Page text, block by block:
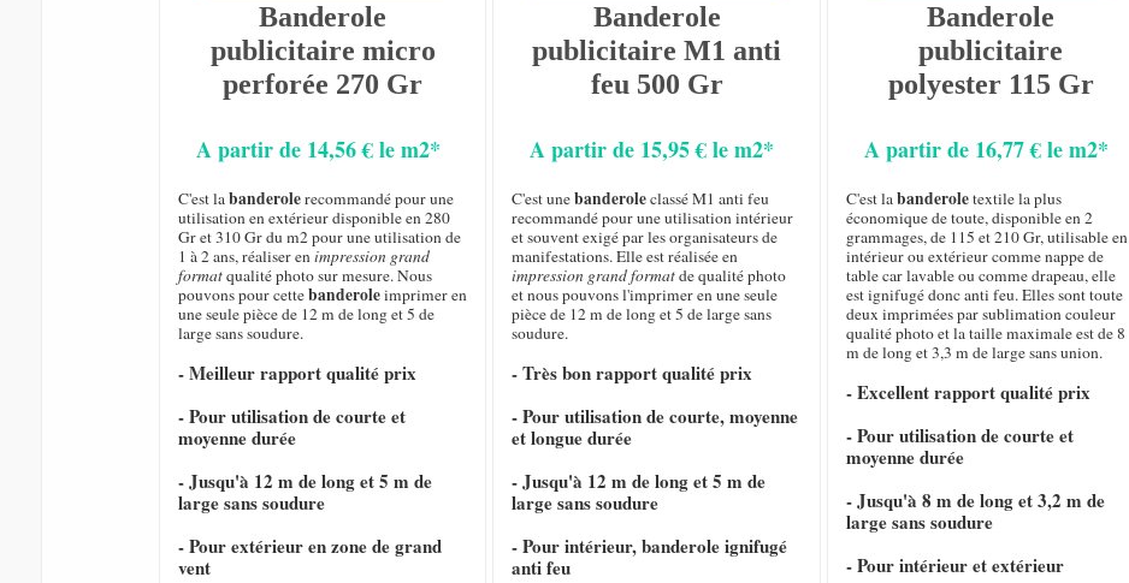
Banderole
publicitaire micro
perforée 270 Gr
A partir de 14,56 € le m2*
C'est labanderolerecommandé pour une
utilisation en extérieur disponible en 280
Gr et 310 Gr du m2 pour une utilisation de
1 à 2 ans, réaliser enimpression grand
formatqualité photo sur mesure. Nous
pouvons pour cettebanderoleimprimer en
une seule pièce de 12 m de long et 5 de
large sans soudure.
- Meilleur rapport qualité prix
- Pour utilisation de courte et
moyenne durée
- Jusqu'à 12 m de long et 5 m de
large sans soudure
- Pour extérieur en zone de grand
vent
Banderole
publicitaire M1 anti
feu 500 Gr
A partir de 15,95 € le m2*
C'est unebanderoleclassé M1 anti feu
recommandé pour une utilisation intérieur
et souvent exigé par les organisateurs de
manifestations. Elle est réalisée en
impression grand formatde qualité photo
et nous pouvons l'imprimer en une seule
pièce de 12 m de long et 5 de large sans
soudure.
- Très bon rapport qualité prix
- Pour utilisation de courte, moyenne
et longue durée
- Jusqu'à 12 m de long et 5 m de
large sans soudure
- Pour intérieur, banderole ignifugé
anti feu
Banderole
publicitaire
polyester 115 Gr
A partir de 16,77 € le m2*
C'est labanderoletextile la plus
économique de toute, disponible en 2
grammages, de 115 et 210 Gr, utilisable en
intérieur ou extérieur comme nappe de
table car lavable ou comme drapeau, elle
est ignifugé donc anti feu. Elles sont toute
deux imprimées par sublimation couleur
qualité photo et la taille maximale est de 8
m de long et 3,3 m de large sans union.
- Excellent rapport qualité prix
- Pour utilisation de courte et
moyenne durée
- Jusqu'à 8 m de long et 3,2 m de
large sans soudure
- Pour intérieur et extérieur